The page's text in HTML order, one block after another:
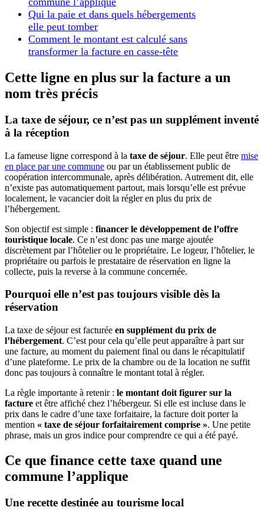
Qui la paie et dans quels hébergements
elle peut tomber
Comment le montant est calculé sans
transformer la facture en casse-tête
Cette ligne en plus sur la facture a un
nom très précis
La taxe de séjour, ce n’est pas un supplément inventé
à la réception
La fameuse ligne correspond à la taxe de séjour. Elle peut être mise
en place par une commune ou par un établissement public de
coopération intercommunale, après délibération. Autrement dit, elle
n’existe pas automatiquement partout, mais lorsqu’elle est prévue
localement, le vacancier doit la régler en plus du prix de
l’hébergement.
Son objectif est simple : financer le développement de l’offre
touristique locale. Ce n’est donc pas une marge ajoutée
discrètement par l’hôtelier ou le propriétaire. Le logeur, l’hôtelier, le
propriétaire ou parfois le prestataire de réservation en ligne la
collecte, puis la reverse à la commune concernée.
Pourquoi elle n’est pas toujours visible dès la
réservation
La taxe de séjour est facturée en supplément du prix de
l’hébergement. C’est pour cela qu’elle peut apparaître à part sur
une facture, au moment du paiement final ou dans le récapitulatif
d’une plateforme. Le prix de la chambre ou de la location ne suffit
donc pas toujours à connaître le montant total à régler.
La règle importante à retenir : le montant doit figurer sur la
facture et être affiché chez l’hébergeur. Si elle est incluse dans le
prix dans le cadre d’une taxe forfaitaire, la facture doit porter la
mention « taxe de séjour forfaitairement comprise ». Une petite
phrase, mais un gros indice pour comprendre ce qui a été payé.
Ce que finance cette taxe quand une
commune l’applique
Une recette destinée au tourisme local